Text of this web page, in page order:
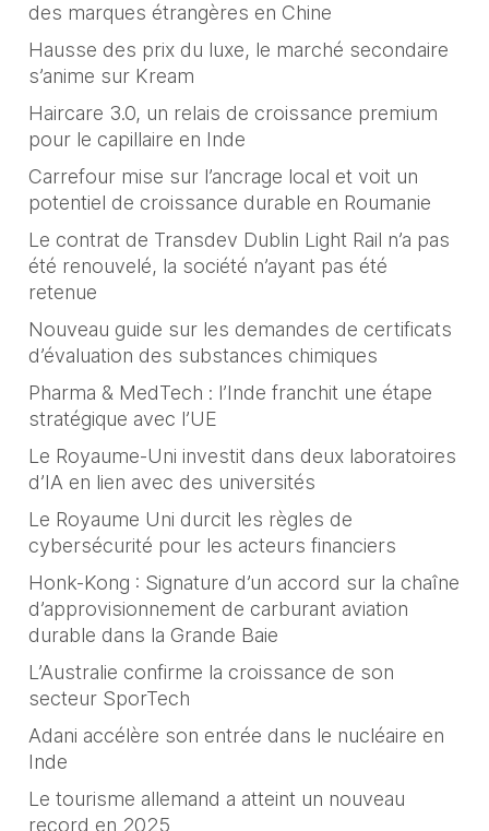
des marques étrangères en Chine
Hausse des prix du luxe, le marché secondaire
s’anime sur Kream
Haircare 3.0, un relais de croissance premium
pour le capillaire en Inde
Carrefour mise sur l’ancrage local et voit un
potentiel de croissance durable en Roumanie
Le contrat de Transdev Dublin Light Rail n’a pas
été renouvelé, la société n’ayant pas été
retenue
Nouveau guide sur les demandes de certificats
d’évaluation des substances chimiques
Pharma & MedTech : l’Inde franchit une étape
stratégique avec l’UE
Le Royaume-Uni investit dans deux laboratoires
d’IA en lien avec des universités
Le Royaume Uni durcit les règles de
cybersécurité pour les acteurs financiers
Honk-Kong : Signature d’un accord sur la chaîne
d’approvisionnement de carburant aviation
durable dans la Grande Baie
L’Australie confirme la croissance de son
secteur SporTech
Adani accélère son entrée dans le nucléaire en
Inde
Le tourisme allemand a atteint un nouveau
record en 2025